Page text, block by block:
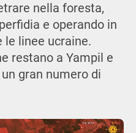
nella foresta,
e operando in
le linee ucraine.
restano a Yampil e
gran numero di